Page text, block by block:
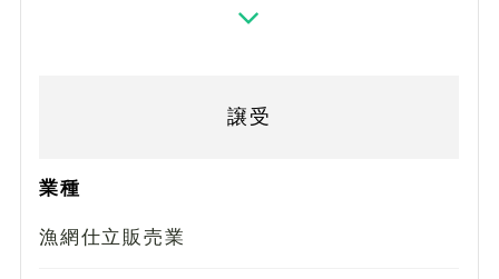
譲受
業種
漁網仕立販売業